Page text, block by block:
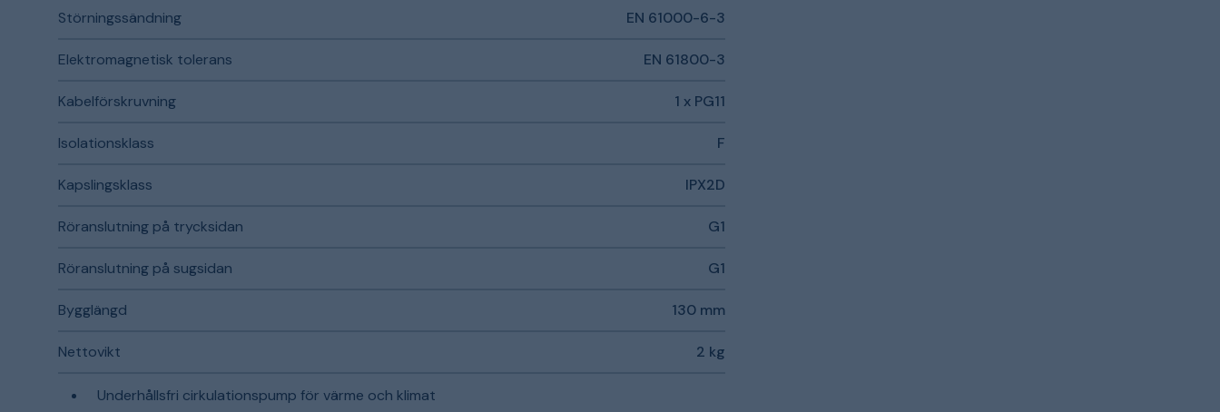
Störningssändning EN 61000-6-3
Elektromagnetisk tolerans EN 61800-3
Kabelförskruvning 1 x PG11
Isolationsklass F
Kapslingsklass IPX2D
Röranslutning på trycksidan G1
Röranslutning på sugsidan G1
Bygglängd 130 mm
Nettovikt 2 kg
Underhållsfri cirkulationspump för värme och klimat